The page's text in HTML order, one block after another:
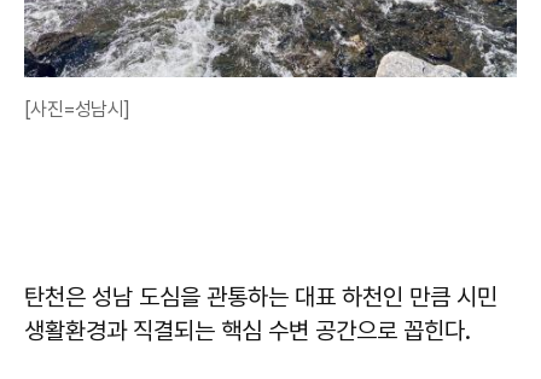
[사진=성남시]
탄천은 성남 도심을 관통하는 대표 하천인 만큼 시민
생활환경과 직결되는 핵심 수변 공간으로 꼽힌다.